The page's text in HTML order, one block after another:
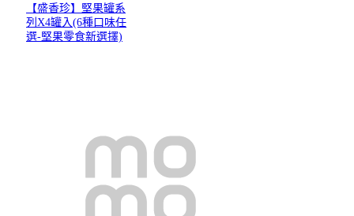
【盛香珍】堅果罐系
列X4罐入(6種口味任
選-堅果零食新選擇)